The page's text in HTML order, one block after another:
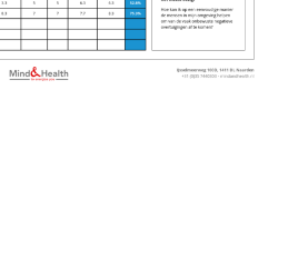
Werkleven
Zingeving